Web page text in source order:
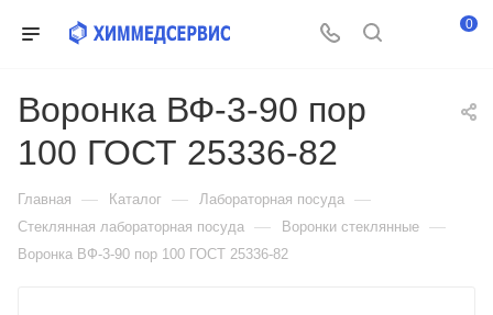
0
Воронка ВФ-3-90 пор
100 ГОСТ 25336-82
Главная — Каталог — Лабораторная посуда —
Стеклянная лабораторная посуда — Воронки стеклянные —
Воронка ВФ-3-90 пор 100 ГОСТ 25336-82